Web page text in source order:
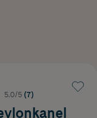
5.0/5 (7)